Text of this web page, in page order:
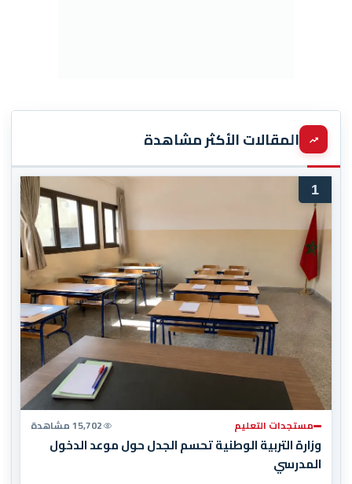
المقالات الأكثر مشاهدة
1
مستجدات التعليم 15,702 مشاهدة
وزارة التربية الوطنية تحسم الجدل حول موعد الدخول
المدرسي